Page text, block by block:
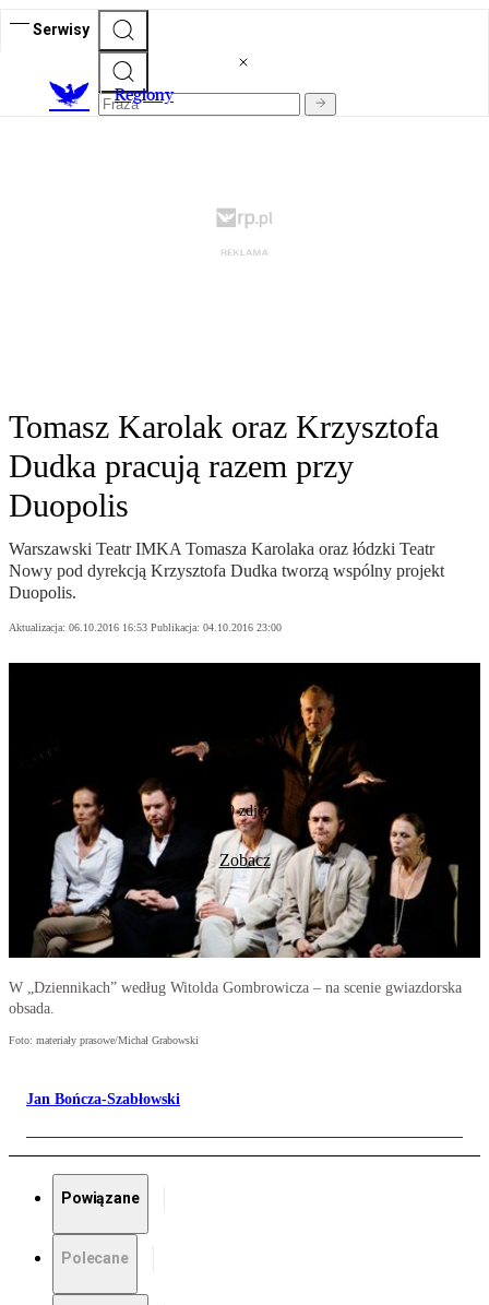
Serwisy
Regiony
Tomasz Karolak oraz Krzysztofa
Dudka pracują razem przy
Duopolis
Warszawski Teatr IMKA Tomasza Karolaka oraz łódzki Teatr
Nowy pod dyrekcją Krzysztofa Dudka tworzą wspólny projekt
Duopolis.
Aktualizacja: 06.10.2016 16:53 Publikacja: 04.10.2016 23:00
10 zdjęć
Zobacz
W „Dziennikach” według Witolda Gombrowicza – na scenie gwiazdorska
obsada.
Foto: materiały prasowe/Michał Grabowski
Jan Bończa-Szabłowski
Powiązane
Polecane